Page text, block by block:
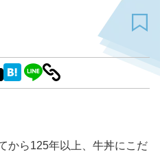
から125年以上、牛丼にこだ